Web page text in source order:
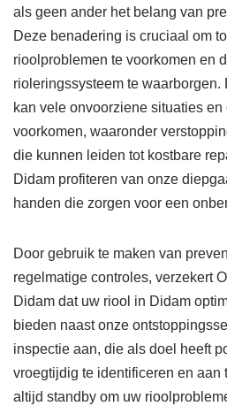
als geen ander het belang van
Deze benadering is cruciaal om
rioolproblemen te voorkomen en
rioleringssysteem te waarborgen.
kan vele onvoorziene situaties en
voorkomen, waaronder
die kunnen leiden tot kostbare
Didam profiteren van onze
handen die zorgen voor een
Door gebruik te maken van
regelmatige controles, verzekert
Didam dat uw riool in Didam
bieden naast onze
inspectie aan, die als doel heeft
vroegtijdig te identificeren en aan
altijd standby om uw